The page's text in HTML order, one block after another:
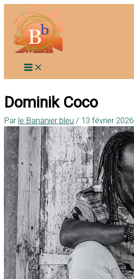
contenu
Dominik Coco
Par le Bananier bleu / 13 février 2026